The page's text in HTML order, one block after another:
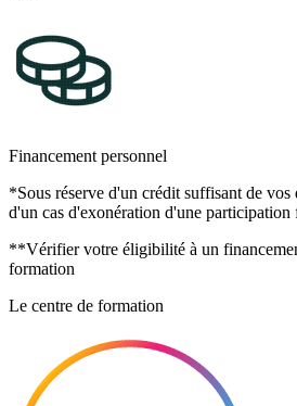
Financement personnel
*Sous réserve d'un crédit suffisant de
d'un cas d'exonération d'une participation
**Vérifier votre éligibilité à un
formation
Le centre de formation